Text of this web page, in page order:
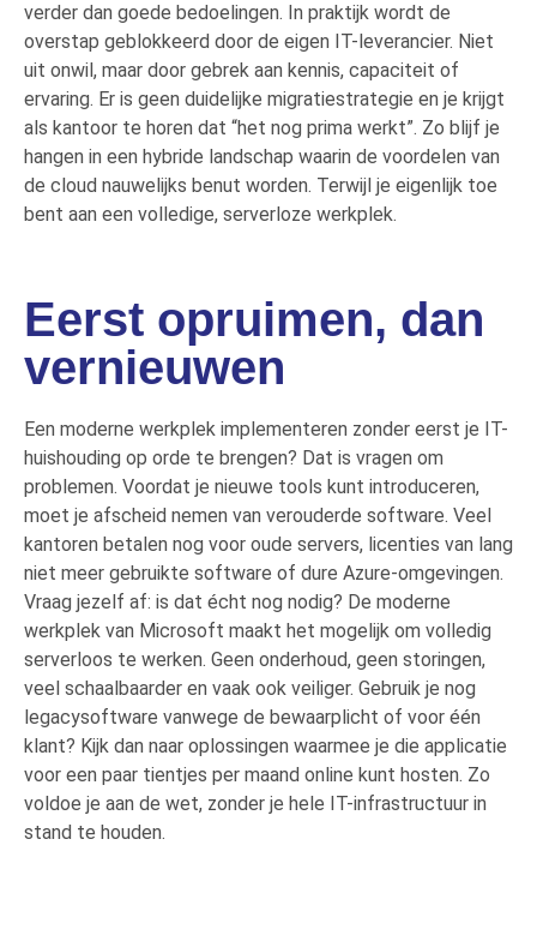
verder dan goede bedoelingen. In praktijk wordt de
overstap geblokkeerd door de eigen IT-leverancier. Niet
uit onwil, maar door gebrek aan kennis, capaciteit of
ervaring. Er is geen duidelijke migratiestrategie en je krijgt
als kantoor te horen dat “het nog prima werkt”. Zo blijf je
hangen in een hybride landschap waarin de voordelen van
de cloud nauwelijks benut worden. Terwijl je eigenlijk toe
bent aan een volledige, serverloze werkplek.
Eerst opruimen, dan
vernieuwen
Een moderne werkplek implementeren zonder eerst je IT-
huishouding op orde te brengen? Dat is vragen om
problemen. Voordat je nieuwe tools kunt introduceren,
moet je afscheid nemen van verouderde software. Veel
kantoren betalen nog voor oude servers, licenties van lang
niet meer gebruikte software of dure Azure-omgevingen.
Vraag jezelf af: is dat écht nog nodig? De moderne
werkplek van Microsoft maakt het mogelijk om volledig
serverloos te werken. Geen onderhoud, geen storingen,
veel schaalbaarder en vaak ook veiliger. Gebruik je nog
legacysoftware vanwege de bewaarplicht of voor één
klant? Kijk dan naar oplossingen waarmee je die applicatie
voor een paar tientjes per maand online kunt hosten. Zo
voldoe je aan de wet, zonder je hele IT-infrastructuur in
stand te houden.